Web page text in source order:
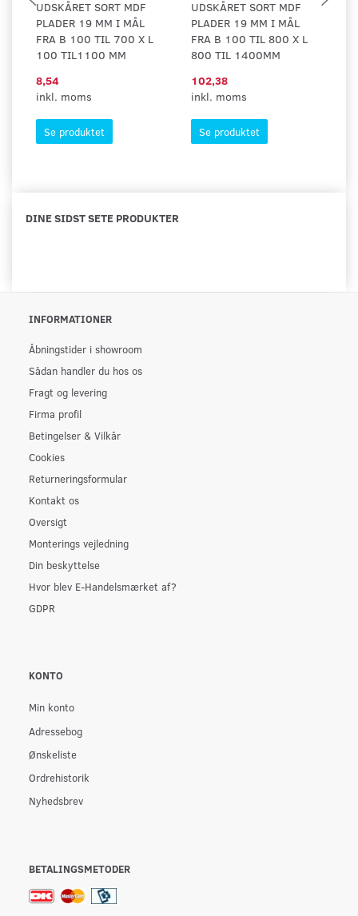
UDSKÅRET SORT MDF
PLADER 19 MM I MÅL
FRA B 100 TIL 700 X L
100 TIL1100 MM
8,54
inkl. moms
Se produktet
UDSKÅRET SORT MDF
PLADER 19 MM I MÅL
FRA B 100 TIL 800 X L
800 TIL 1400MM
102,38
inkl. moms
Se produktet
DINE SIDST SETE PRODUKTER
INFORMATIONER
Åbningstider i showroom
Sådan handler du hos os
Fragt og levering
Firma profil
Betingelser & Vilkår
Cookies
Returneringsformular
Kontakt os
Oversigt
Monterings vejledning
Din beskyttelse
Hvor blev E-Handelsmærket af?
GDPR
KONTO
Min konto
Adressebog
Ønskeliste
Ordrehistorik
Nyhedsbrev
BETALINGSMETODER